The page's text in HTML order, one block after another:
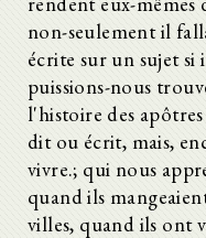
non-seulement il
écrite sur un sujet si
puissions-nous
l'histoire des
dit ou écrit, mais,
vivre.; qui nous
quand ils
villes, quand ils ont